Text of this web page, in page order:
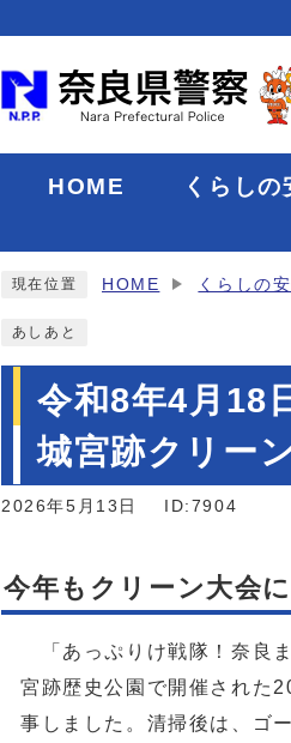
HOME くらしの
現在位置 HOME くらしの
あしあと
令和8年4月18
城宮跡クリー
2026年5月13日 ID:7904
今年もクリーン大会
「あっぷりけ戦隊！奈良
宮跡歴史公園で開催された
事しました。清掃後は、ゴ